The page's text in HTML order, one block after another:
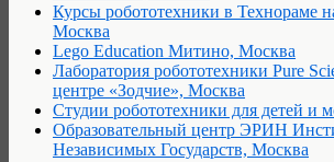
Курсы робототехники в Технораме
Москва
Lego Education Митино, Москва
Лаборатория робототехники Pure
центре «Зодчие», Москва
Студии робототехники для детей
Образовательный центр ЭРИН
Независимых Государств, Москва